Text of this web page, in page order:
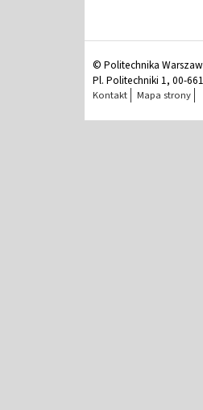
© Politechnika
Pl. Politechniki 1, 00-
Kontakt Mapa strony